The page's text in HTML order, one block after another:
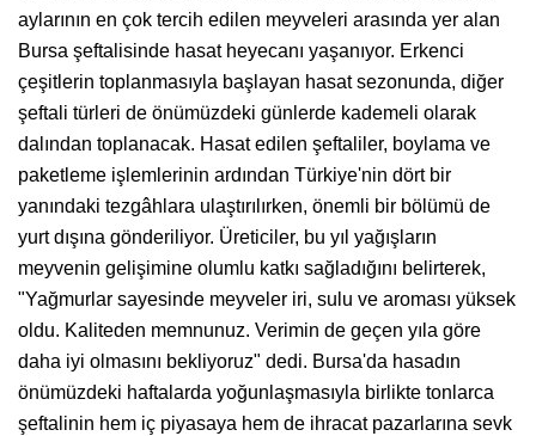
aylarının en çok tercih edilen meyveleri arasında yer alan
Bursa şeftalisinde hasat heyecanı yaşanıyor. Erkenci
çeşitlerin toplanmasıyla başlayan hasat sezonunda, diğer
şeftali türleri de önümüzdeki günlerde kademeli olarak
dalından toplanacak. Hasat edilen şeftaliler, boylama ve
paketleme işlemlerinin ardından Türkiye'nin dört bir
yanındaki tezgâhlara ulaştırılırken, önemli bir bölümü de
yurt dışına gönderiliyor. Üreticiler, bu yıl yağışların
meyvenin gelişimine olumlu katkı sağladığını belirterek,
"Yağmurlar sayesinde meyveler iri, sulu ve aroması yüksek
oldu. Kaliteden memnunuz. Verimin de geçen yıla göre
daha iyi olmasını bekliyoruz" dedi. Bursa'da hasadın
önümüzdeki haftalarda yoğunlaşmasıyla birlikte tonlarca
şeftalinin hem iç piyasaya hem de ihracat pazarlarına sevk